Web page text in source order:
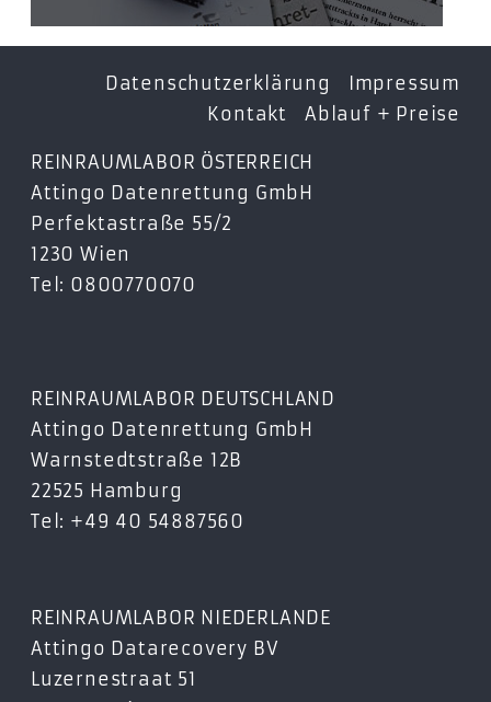
Datenschutzerklärung
Impressum
Kontakt
Ablauf + Preise
REINRAUMLABOR ÖSTERREICH
Attingo Datenrettung GmbH
Perfektastraße 55/2
1230 Wien
Tel: 0800770070
REINRAUMLABOR DEUTSCHLAND
Attingo Datenrettung GmbH
Warnstedtstraße 12B
22525 Hamburg
Tel: +49 40 54887560
REINRAUMLABOR NIEDERLANDE
Attingo Datarecovery BV
Luzernestraat 51